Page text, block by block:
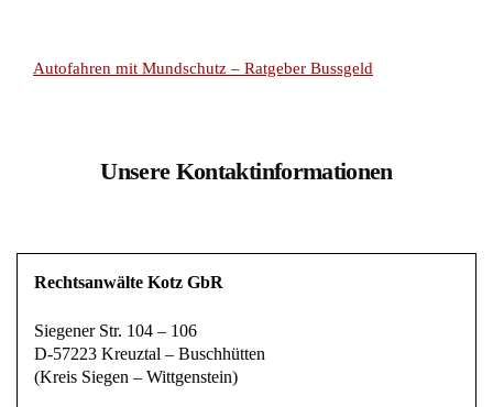
Autofahren mit Mundschutz – Ratgeber Bussgeld
Unsere Kontaktinformationen
Rechtsanwälte Kotz GbR
Siegener Str. 104 – 106
D-57223 Kreuztal – Buschhütten
(Kreis Siegen – Wittgenstein)